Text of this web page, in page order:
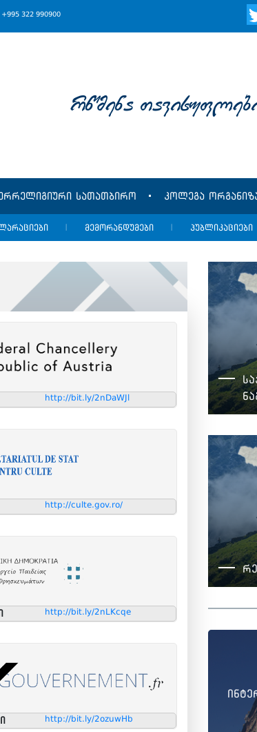
322 990900
rwmena
სათათბირო კოლეგა
მემორანდუმები პუბლიკაციები
http://bit.ly/2nDaWJl
http://culte.gov.ro/
http://bit.ly/2nLKcqe
http://bit.ly/2ozuwHb